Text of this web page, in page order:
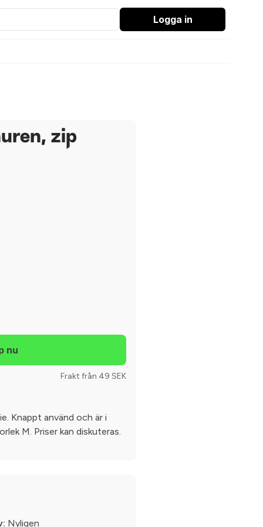
Logga in
zip
Frakt från 49 SEK
Knappt använd och är i
M. Priser kan diskuteras.
Nyligen